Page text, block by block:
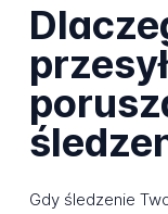
Gdy śledzenie